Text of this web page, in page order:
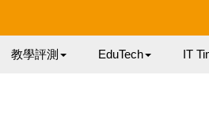
教學評測 EduTech IT